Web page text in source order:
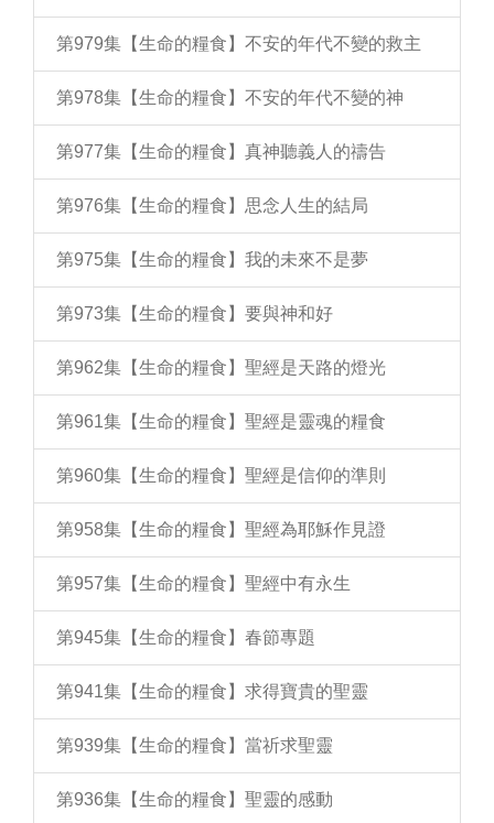
第979集【生命的糧食】不安的年代不變的救主
第978集【生命的糧食】不安的年代不變的神
第977集【生命的糧食】真神聽義人的禱告
第976集【生命的糧食】思念人生的結局
第975集【生命的糧食】我的未來不是夢
第973集【生命的糧食】要與神和好
第962集【生命的糧食】聖經是天路的燈光
第961集【生命的糧食】聖經是靈魂的糧食
第960集【生命的糧食】聖經是信仰的準則
第958集【生命的糧食】聖經為耶穌作見證
第957集【生命的糧食】聖經中有永生
第945集【生命的糧食】春節專題
第941集【生命的糧食】求得寶貴的聖靈
第939集【生命的糧食】當祈求聖靈
第936集【生命的糧食】聖靈的感動